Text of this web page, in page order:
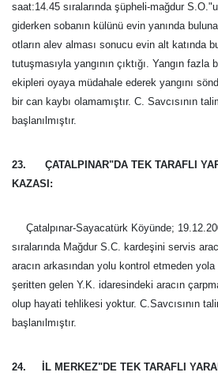
saat:14.45 sıralarında şüpheli-mağdur
giderken sobanın külünü evin yanında
otların alev alması sonucu evin alt katında
tutuşmasıyla yangının çıktığı. Yangın
ekipleri oyaya müdahale ederek yangını
bir can kaybı olamamıştır. C. Savcısının
başlanılmıştır.
23. ÇATALPINAR"DA TEK TARAFLI
KAZASI:
Çatalpınar-Sayacatürk Köyünde;
sıralarında Mağdur S.C. kardeşini servis
aracın arkasından yolu kontrol etmeden yola
şeritten gelen Y.K. idaresindeki aracın
olup hayati tehlikesi yoktur. C.Savcısının
başlanılmıştır.
24. İL MERKEZ"DE TEK TARAFLI